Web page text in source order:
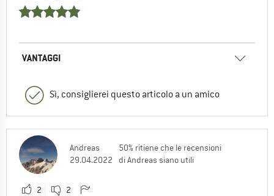
VANTAGGI
Sì, consiglierei questo articolo a un amico
Andreas
29.04.2022
50% ritiene che le recensioni
di Andreas siano utili
2 2